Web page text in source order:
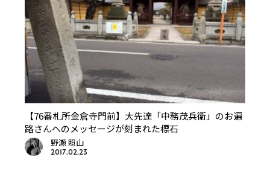
【76番札所金倉寺門前】大先達「中務茂兵衛」のお遍
路さんへのメッセージが刻まれた標石
野瀬 照山
2017.02.23